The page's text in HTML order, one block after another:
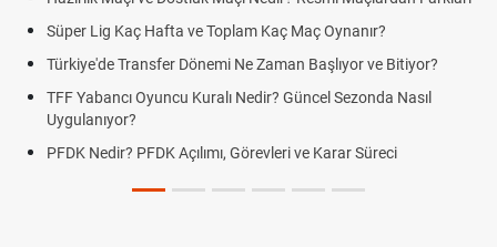
Süper Lig Kaç Hafta ve Toplam Kaç Maç Oynanır?
Türkiye'de Transfer Dönemi Ne Zaman Başlıyor ve Bitiyor?
TFF Yabancı Oyuncu Kuralı Nedir? Güncel Sezonda Nasıl
Uygulanıyor?
PFDK Nedir? PFDK Açılımı, Görevleri ve Karar Süreci